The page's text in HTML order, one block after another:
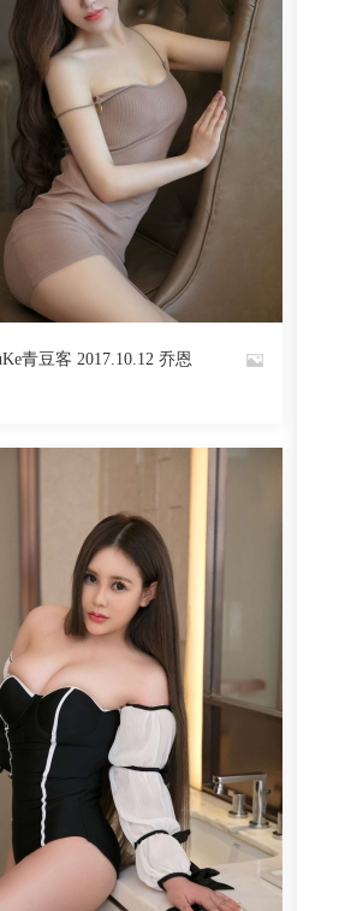
2534 阅读
2517 阅读 0 回复
青豆客 2017.10.12 乔恩